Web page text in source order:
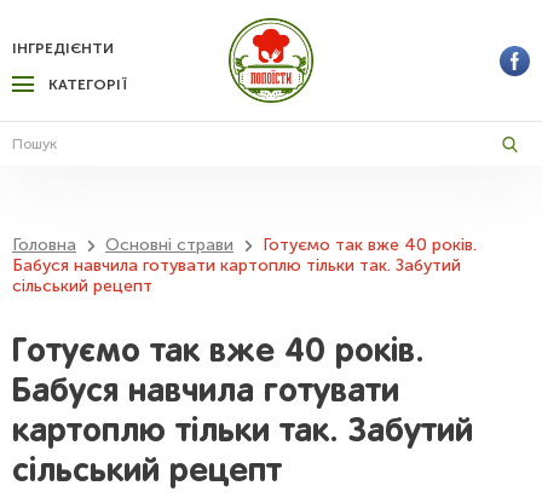
КАТЕГОРІЇ
ІНГРЕДІЄНТИ
Головна Основні страви
Готуємо так вже 40 років.
Бабуся навчила готувати картоплю тільки так. Забутий
сільський рецепт
Готуємо так вже 40 років.
Бабуся навчила готувати
картоплю тільки так. Забутий
сільський рецепт